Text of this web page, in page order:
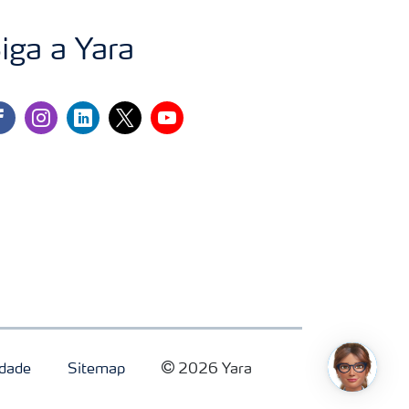
a Yara
instagramlinkedintwitteryoutube
Sitemap 2026 Yara